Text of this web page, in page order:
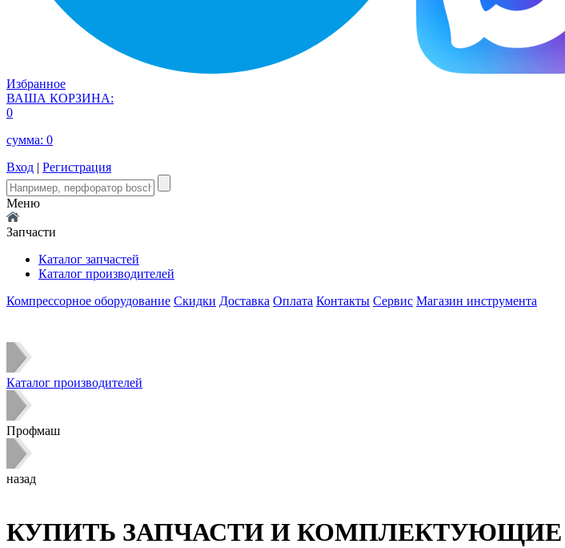
Избранное
ВАША КОРЗИНА:
0
сумма: 0
Вход | Регистрация
Меню
Запчасти
Каталог запчастей
Каталог производителей
Компрессорное оборудование Скидки Доставка Оплата Контакты Сервис Магазин инструмента
Каталог производителей
Профмаш
назад
КУПИТЬ ЗАПЧАСТИ И КОМПЛЕКТУЮЩИЕ